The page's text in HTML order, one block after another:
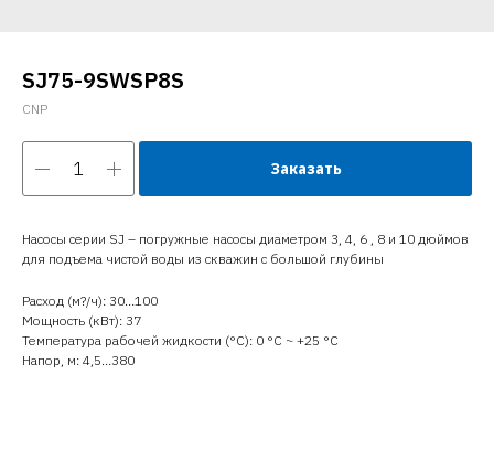
SJ75-9SWSP8S
CNP
Заказать
Насосы серии SJ – погружные насосы диаметром 3, 4, 6 , 8 и 10 дюймов
для подъема чистой воды из скважин с большой глубины
Расход (м?/ч): 30…100
Мощность (кВт): 37
Температура рабочей жидкости (°C): 0 °С ~ +25 °С
Напор, м: 4,5…380